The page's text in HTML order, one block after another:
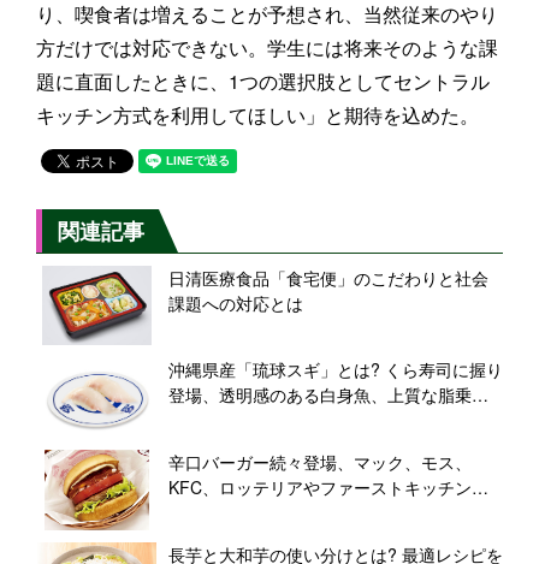
り、喫食者は増えることが予想され、当然従来のやり
方だけでは対応できない。学生には将来そのような課
題に直面したときに、1つの選択肢としてセントラル
キッチン方式を利用してほしい」と期待を込めた。
関連記事
日清医療食品「食宅便」のこだわりと社会
課題への対応とは
沖縄県産「琉球スギ」とは? くら寿司に握り
登場、透明感のある白身魚、上質な脂乗り
辛口バーガー続々登場、マック、モス、
KFC、ロッテリアやファーストキッチン、
長芋と大和芋の使い分けとは? 最適レシピを